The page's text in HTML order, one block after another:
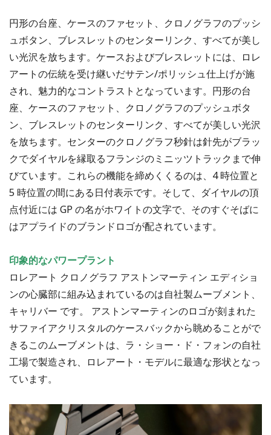
円形の台座、ケースのファセット、クロノグラフのプッシ
ュボタン、ブレスレットのセンターリンク、すべてが美し
い光沢を放ちます。ケースおよびブレスレットには、ロレ
アートの伝統を受け継いだサテン/ポリッシュ仕上げが施
され、魅力的なコントラストとなっています。円形の台
座、ケースのファセット、クロノグラフのプッシュボタ
ン、ブレスレットのセンターリンク、すべてが美しい光沢
を放ちます。センターのクロノグラフ秒針は針先がブラッ
クでダイヤルを縁取るフランジのミニッツトラックまで伸
びています。これらの機能を締めくくるのは、4 時位置と
5 時位置の間にある日付表示です。そして、ダイヤルの頂
点付近には GP の名がホワイトの文字で、そのすぐそばに
はアプライドのブランドロゴが配されています。
印象的なパワープラント
ロレアート クロノグラフ アストンマーティン エディショ
ンの心臓部に組み込まれているのは自社製ムーブメント、
キャリバー です。 アストンマーティンのロゴが刻まれた
サファイアクリスタルのケースバックから眺めることがで
きるこのムーブメントは、ラ・ショー・ド・フォンの自社
工場で製造され、ロレアート・モデルに最適な形状となっ
ています。